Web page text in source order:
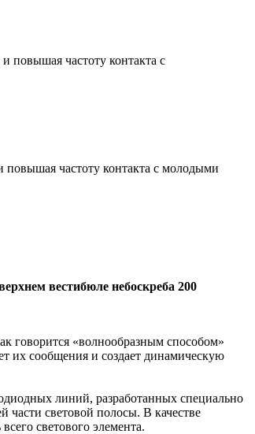
повышая частоту контакта с
повышая частоту контакта с молодыми
вестибюле небоскреба 200
говорится «волнообразным способом»
их сообщения и создает динамическую
линий, разработанных специально
части световой полосы. В качестве
светового элемента.